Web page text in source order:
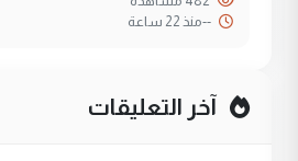
--منذ 22 ساعة
آخر التعليقات